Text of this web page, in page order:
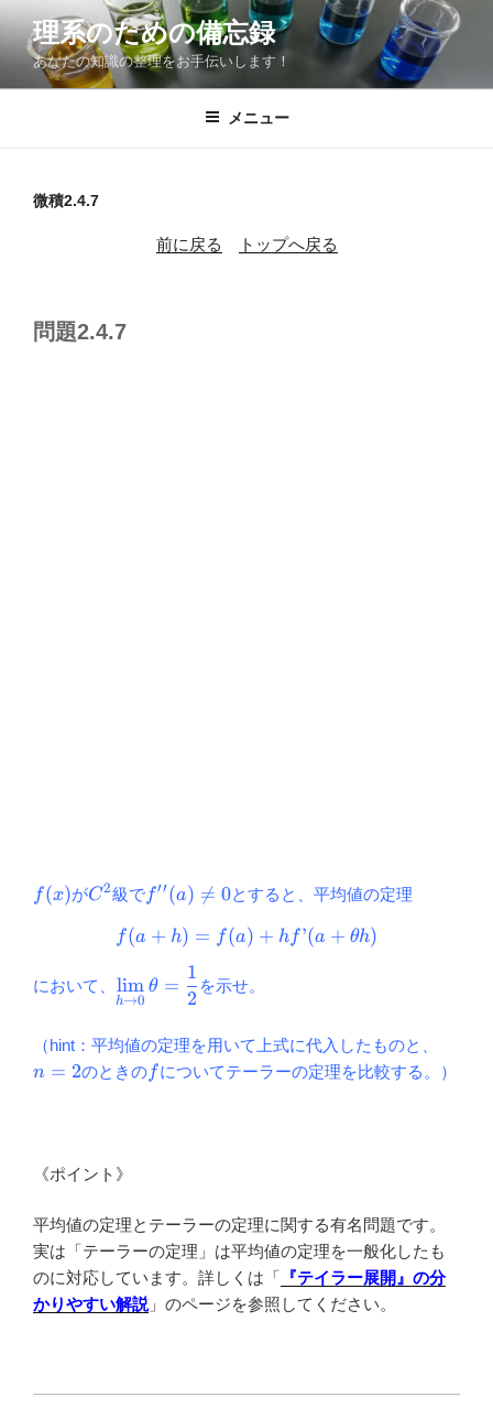
ン
ン
理系のための備忘録
あなたの知識の整理をお手伝いします！
メニュー
微積2.4.7
前に戻る トップへ戻る
問題2.4.7
f(x)
f(x)がC^2
C2級でf'{}'(a)
f′′(a) 
= 0とすると、平均値の定理
f(a+h)= f(a)+hf’ (a+\theta
f(a + h) = f(a) + hf’(a + θh)
において、 \displaystyle
\lim_{h \to 0}
{2}
h→0
lim θ =
2
1
を示せ。
（hint：平均値の定理を用いて上式に代入したものと、
n = 2のときのffについてテーラーの定理を比較する。）
《ポイント》
平均値の定理とテーラーの定理に関する有名問題です。
実は「テーラーの定理」は平均値の定理を一般化したも
のに対応しています。詳しくは「 『テイラー展開』の分
かりやすい解説」のページを参照してください。